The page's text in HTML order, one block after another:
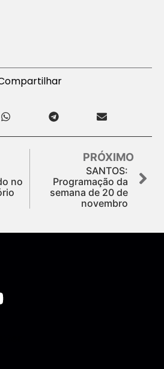
no
PRÓXIMO
SANTOS:
Programação da
semana de 20 de
novembro